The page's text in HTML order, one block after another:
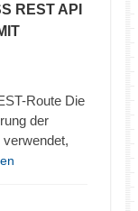
REST API
Route Die
der